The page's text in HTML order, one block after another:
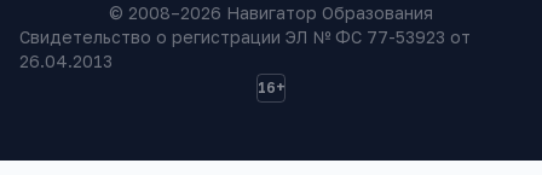
© 2008–2026 Навигатор Образования
Свидетельство о регистрации ЭЛ № ФС 77-53923 от
26.04.2013
16+